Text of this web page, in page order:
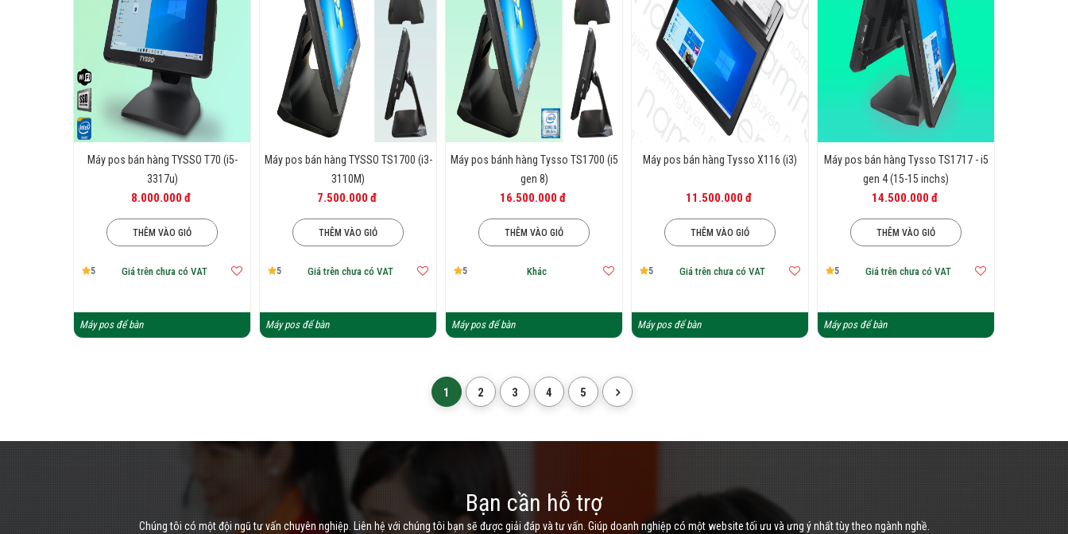
Máy pos bán hàng TYSSO T70 (i5-
3317u)
8.000.000 đ
THÊM VÀO GIỎ
5 Giá trên chưa có VAT
Máy pos để bàn
Máy pos bán hàng TYSSO TS1700 (i3-
3110M)
7.500.000 đ
THÊM VÀO GIỎ
5 Giá trên chưa có VAT
Máy pos để bàn
Máy pos bánh hàng Tysso TS1700 (i5
gen 8)
16.500.000 đ
THÊM VÀO GIỎ
5 Khác
Máy pos để bàn
Máy pos bán hàng Tysso X116 (i3)
11.500.000 đ
THÊM VÀO GIỎ
5 Giá trên chưa có VAT
Máy pos để bàn
Máy pos bán hàng Tysso TS1717 - i5
gen 4 (15-15 inchs)
14.500.000 đ
THÊM VÀO GIỎ
5 Giá trên chưa có VAT
Máy pos để bàn
1 2 3 4 5
Bạn cần hỗ trợ
Chúng tôi có một đội ngũ tư vấn chuyên nghiệp. Liên hệ với chúng tôi bạn sẽ được giải đáp và tư vấn. Giúp doanh nghiệp có một website tối ưu và ưng ý nhất tùy theo ngành nghề.